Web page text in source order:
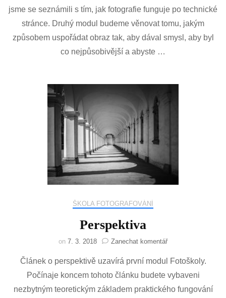
kompozice?
jsme se seznámili s tím, jak fotografie funguje po technické
stránce. Druhý modul budeme věnovat tomu, jakým
způsobem uspořádat obraz tak, aby dával smysl, aby byl
co nejpůsobivější a abyste …
ŠKOLA FOTOGRAFOVÁNÍ
Perspektiva
on 7. 3. 2018 Zanechat komentářna
Článek o perspektivě uzavírá první modul Fotoškoly.
Počínaje koncem tohoto článku budete vybaveni
nezbytným teoretickým základem praktického fungování